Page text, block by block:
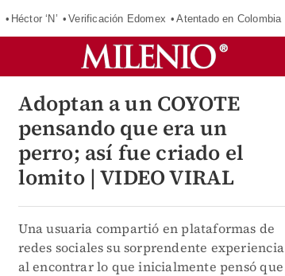
Héctor ‘N’ Verificación Edomex Atentado en Colombia
Adoptan a un COYOTE
pensando que era un
perro; así fue criado el
lomito | VIDEO VIRAL
Una usuaria compartió en plataformas de
redes sociales su sorprendente experiencia
al encontrar lo que inicialmente pensó que